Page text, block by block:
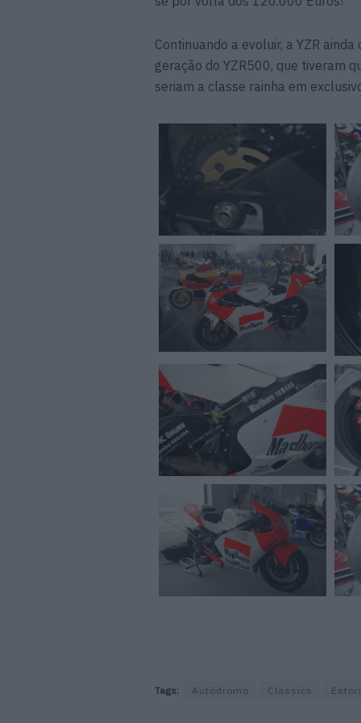
Continuando a evoluir, a YZR
geração do YZR500, que tiveram
seriam a classe rainha em
Tags: Autódromo Classics